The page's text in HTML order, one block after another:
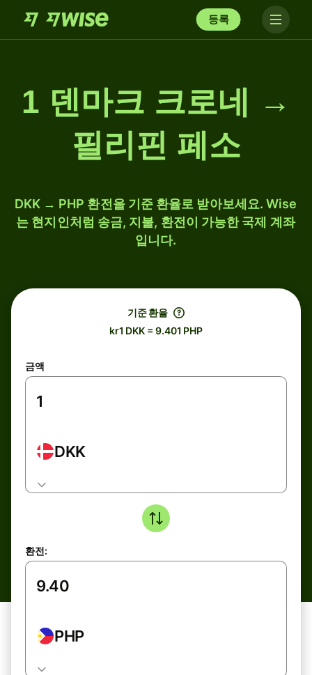
등록
1 덴마크 크로네 →
필리핀 페소
DKK → PHP 환전을 기준 환율로 받아보세요. Wise
는 현지인처럼 송금, 지불, 환전이 가능한 국제 계좌
입니다.
기준 환율
kr1 DKK = 9.401 PHP
금액
DKK
환전:
PHP